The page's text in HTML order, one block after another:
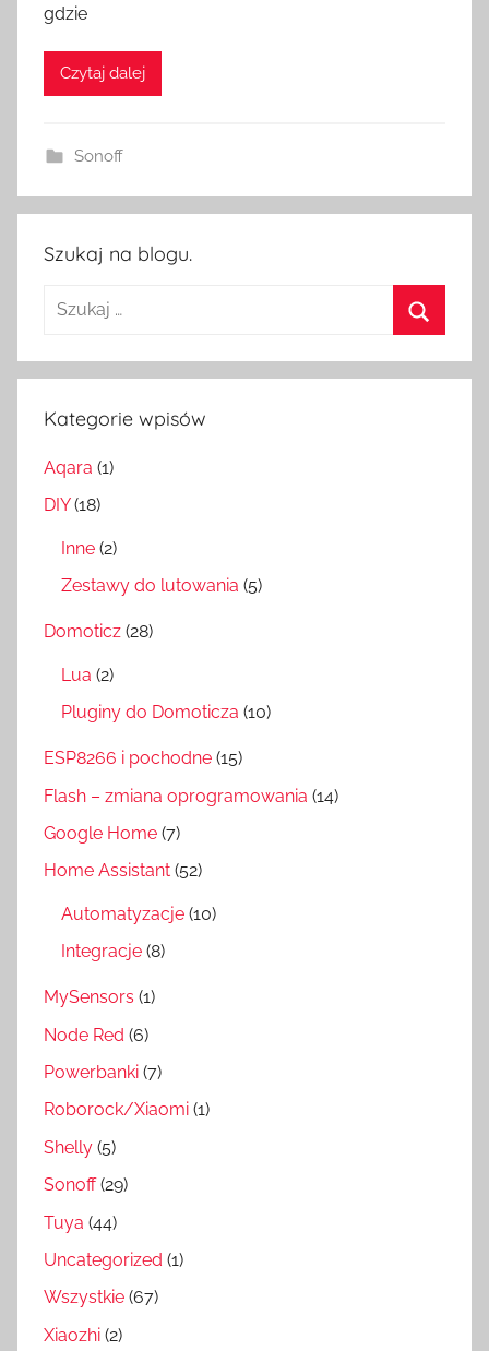
t
gdzie
Czytaj dalej
Sonoff
Szukaj na blogu.
Szukaj:
Kategorie wpisów
Aqara (1)
DIY(18)
Inne (2)
Zestawy do lutowania (5)
Domoticz (28)
Lua (2)
Pluginy do Domoticza (10)
ESP8266 i pochodne (15)
Flash – zmiana oprogramowania (14)
Google Home (7)
Home Assistant (52)
Automatyzacje (10)
Integracje (8)
MySensors (1)
Node Red (6)
Powerbanki (7)
Roborock/Xiaomi (1)
Shelly (5)
Sonoff(29)
Tuya (44)
Uncategorized (1)
Wszystkie (67)
Xiaozhi (2)